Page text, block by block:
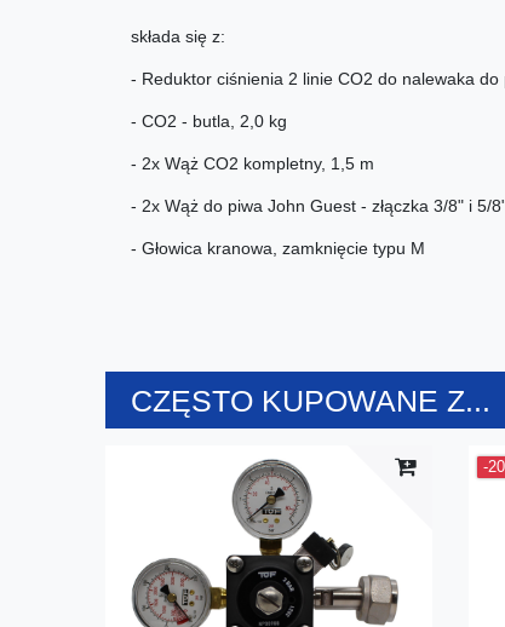
składa się z:
- Reduktor ciśnienia 2 linie CO2 do nalewaka do
- CO2 - butla, 2,0 kg
- 2x Wąż CO2 kompletny, 1,5 m
- 2x Wąż do piwa John Guest - złączka 3/8" i 5/
- Głowica kranowa, zamknięcie typu M
CZĘSTO KUPOWANE Z...
-